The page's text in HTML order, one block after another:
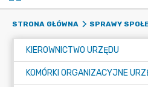
STRONA GŁÓWNA SPRAWY
KIEROWNICTWO URZĘDU
KOMÓRKI ORGANIZACYJNE